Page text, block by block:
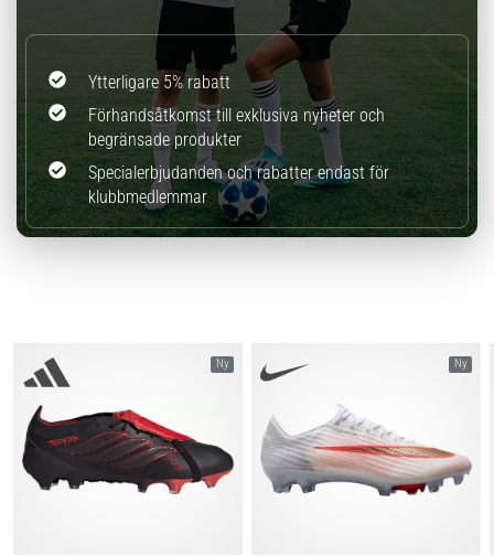
Ytterligare 5% rabatt
Förhandsåtkomst till exklusiva nyheter och
begränsade produkter
Specialerbjudanden och rabatter endast för
klubbmedlemmar
Ny Ny